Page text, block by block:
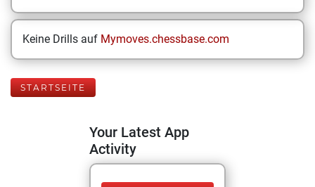
Keine Drills auf Mymoves.chessbase.com
STARTSEITE
Your Latest App
Activity